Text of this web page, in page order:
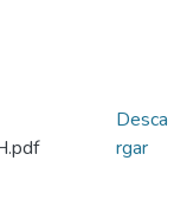
Desca
rgar